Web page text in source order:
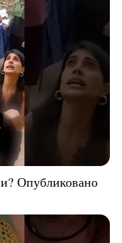
Опубликовано